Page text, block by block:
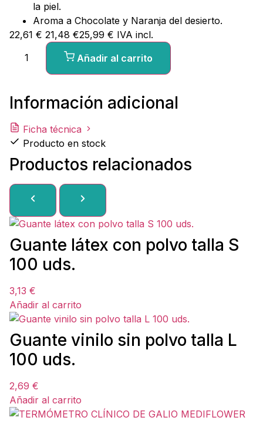
la piel.
Aroma a Chocolate y Naranja del desierto.
22,61 € 21,48 €25,99 € IVA incl.
Añadir al carrito
Información adicional
Ficha técnica
Producto en stock
Productos relacionados
Guante látex con polvo talla S
100 uds.
3,13 €
Añadir al carrito
Guante vinilo sin polvo talla L
100 uds.
2,69 €
Añadir al carrito